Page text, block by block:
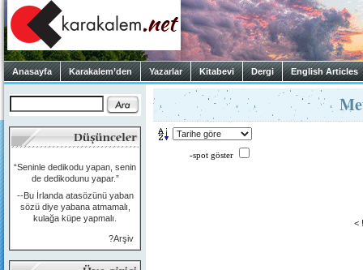
Anasayfa Karakalem’den Yazarlar Kitabevi Dergi English Articles
“Seninle dedikodu yapan, senin
de dedikodunu yapar.”
--Bu İrlanda atasözünü yaban
sözü diye yabana atmamalı,
kulağa küpe yapmalı.
?Arşiv
-spot göster
<